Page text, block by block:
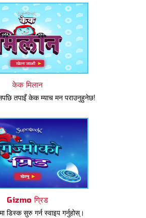
केक मिलान
तपाइँ केक म्याच मन पराउनुहुनेछ!
Gizmo ग्रिड
डिस्क सुरु गर्न स्वाइप गर्नुहोस्।